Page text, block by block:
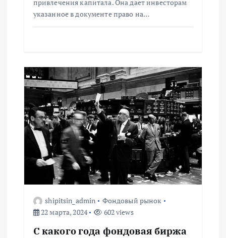
м
привлечения капитала. Она дает инвесторам
указанное в документе право на…
shipitsin_admin
Фондовый рынок
22 марта, 2024
602 views
С какого года фондовая биржа